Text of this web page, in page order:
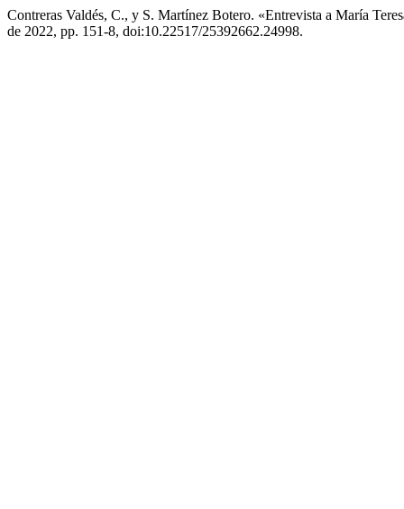
Contreras Valdés, C., y S. Martínez Botero. «Entrevista a María
de 2022, pp. 151-8, doi:10.22517/25392662.24998.